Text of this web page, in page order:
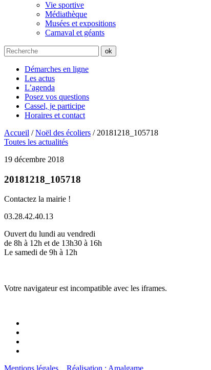
Vie sportive
Médiathèque
Musées et expositions
Carnaval et géants
Démarches en ligne
Les actus
L’agenda
Posez vos questions
Cassel, je participe
Horaires et contact
Accueil /Noël des écoliers / 20181218_105718
Toutes les actualités
19 décembre 2018
20181218_105718
Contactez la mairie !
03.28.42.40.13
Ouvert du lundi au vendredi
de 8h à 12h et de 13h30 à 16h
Le samedi de 9h à 12h
Votre navigateur est incompatible avec les iframes.